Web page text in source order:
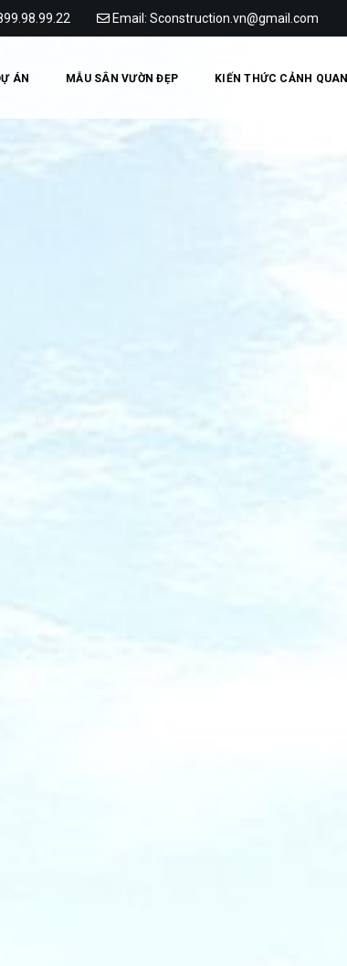
Email: Sconstruction.vn@gmail.com
ÁN MẪU SÂN VƯỜN ĐẸP KIẾN THỨC CẢNH QUAN